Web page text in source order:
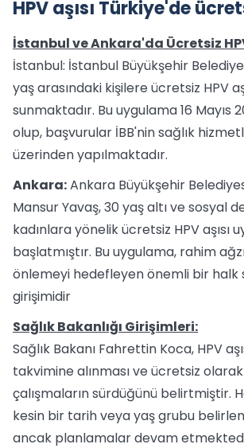
HPV aşısı Türkiye'de
İstanbul ve Ankara'da Ücretsiz
İstanbul: İstanbul Büyükşehir
yaş arasındaki kişilere ücretsiz HPV
sunmaktadır. Bu uygulama 16 Mayıs
olup, başvurular İBB'nin sağlık
üzerinden yapılmaktadır​.
Ankara:Ankara Büyükşehir
Mansur Yavaş, 30 yaş altı ve sosyal
kadınlara yönelik ücretsiz HPV aşısı
başlatmıştır. Bu uygulama, rahim
önlemeyi hedefleyen önemli bir halk
girişimidir​
Sağlık Bakanlığı Girişimleri:
Sağlık Bakanı Fahrettin Koca, HPV
takvimine alınması ve ücretsiz
çalışmaların sürdüğünü belirtmiştir.
kesin bir tarih veya yaş grubu
ancak planlamalar devam